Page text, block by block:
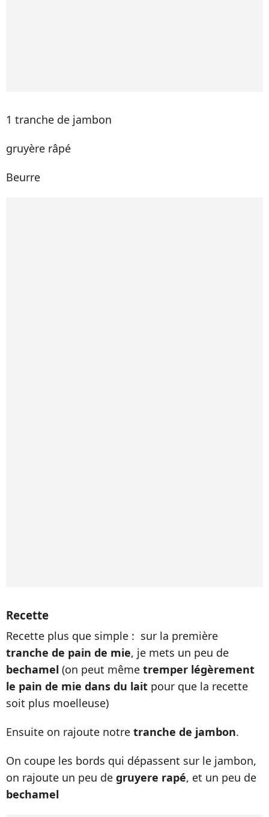
1 tranche de jambon
gruyère râpé
Beurre
Recette
Recette plus que simple : sur la première
tranche de pain de mie, je mets un peu de
bechamel (on peut même tremper légèrement
le pain de mie dans du lait pour que la recette
soit plus moelleuse)
Ensuite on rajoute notre tranche de jambon.
On coupe les bords qui dépassent sur le jambon,
on rajoute un peu de gruyere rapé, et un peu de
bechamel